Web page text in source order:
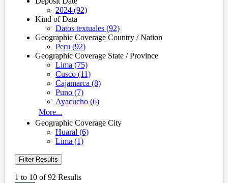
2024 (92)
Kind of Data
Datos textuales (92)
Geographic Coverage Country / Nation
Peru (92)
Geographic Coverage State / Province
Lima (75)
Cusco (11)
Cajamarca (8)
Puno (7)
Ayacucho (6)
More...
Geographic Coverage City
Huaral (6)
Lima (1)
Filter Results
1 to 10 of 92 Results